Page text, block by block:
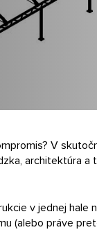
V
architektúra a
v jednej hale
(alebo práve